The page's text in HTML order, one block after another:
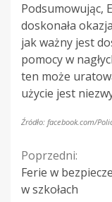
Podsumowując,
doskonała
jak ważny jest
pomocy w
ten może
użycie jest
Źródło: facebook.com/
Continue
Reading
Poprzedni:
Ferie w
w szkołach